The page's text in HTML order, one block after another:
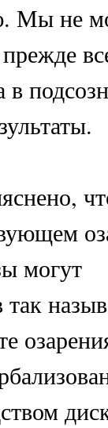
Мы не
в
могут